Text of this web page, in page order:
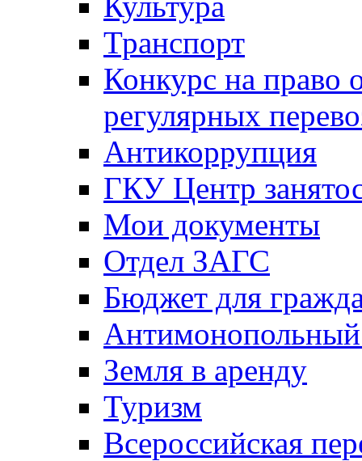
Транспорт
Конкурс на право
регулярных
Антикоррупция
ГКУ Центр
Мои документы
Отдел ЗАГС
Бюджет для
Антимонопольный
Земля в аренду
Туризм
Всероссийская